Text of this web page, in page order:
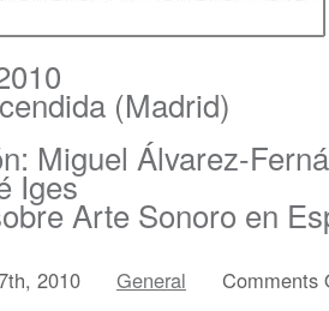
(Madrid)
Miguel Álvarez-
Iges
Arte Sonoro en
2010 General Comments